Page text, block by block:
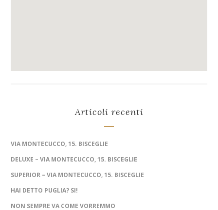
Articoli recenti
VIA MONTECUCCO, 15. BISCEGLIE
DELUXE – VIA MONTECUCCO, 15. BISCEGLIE
SUPERIOR – VIA MONTECUCCO, 15. BISCEGLIE
HAI DETTO PUGLIA? SI!
NON SEMPRE VA COME VORREMMO